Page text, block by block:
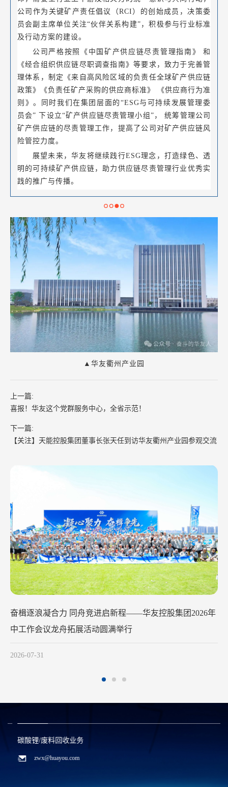
华友钴业2026年中工作会议在苏州召开
公司作为关键矿产责任倡议（RCI）的创始成员，决策委
员会副主席单位关注“伙伴关系构建”，积极参与行业标准
及行动方案的建设。
公司严格按照《中国矿产供应链尽责管理指南》 和
《经合组织供应链尽职调查指南》等要求，致力于完善管
理体系，制定《来自高风险区域的负责任全球矿产供应链
政策》《负责任矿产采购的供应商标准》 《供应商行为准
则》。同时我们在集团层面的“ESG与可持续发展管理委
员会” 下设立“矿产供应链尽责管理小组”， 统筹管理公司
矿产供应链的尽责管理工作，提高了公司对矿产供应链风
险管控力度。
展望未来，华友将继续践行ESG理念，打造绿色、透
明的可持续矿产供应链，助力供应链尽责管理行业优秀实
践的推广与传播。
▲华友衢州产业园
上一篇:
喜报！华友这个党群服务中心，全省示范！
下一篇:
【关注】天能控股集团董事长张天任到访华友衢州产业园参观交流
碳酸锂/废料回收业务
zwx@huayou.com